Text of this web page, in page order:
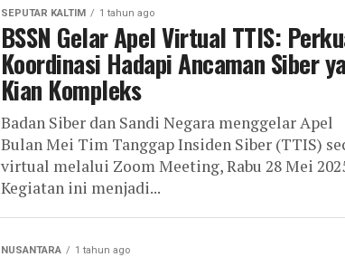
SEPUTAR KALTIM 1 tahun ago
BSSN Gelar Apel Virtual TTIS:
Koordinasi Hadapi Ancaman Siber
Kian Kompleks
Badan Siber dan Sandi Negara menggelar Apel
Bulan Mei Tim Tanggap Insiden Siber (TTIS)
virtual melalui Zoom Meeting, Rabu 28 Mei
Kegiatan ini menjadi...
NUSANTARA 1 tahun ago